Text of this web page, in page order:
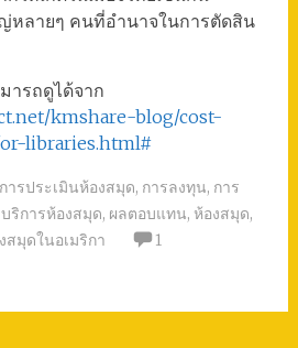
ญ่หลายๆ คนที่อำนาจในการตัดสิน
ารถดูได้จาก
kmshare-blog/cost-
libraries.html#
การประเมินห้องสมุด, การลงทุน, การ
บริการห้องสมุด, ผลตอบแทน, ห้องสมุด,
สมุดในอเมริกา
1